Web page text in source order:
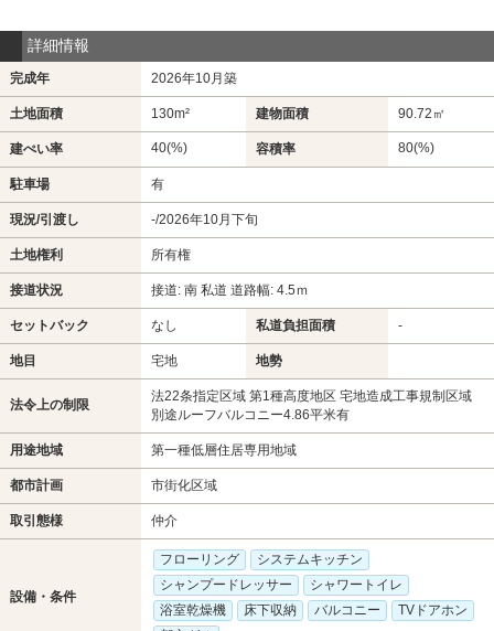
詳細情報
完成年 2026年10月築
土地面積 130m² 建物面積 90.72㎡
建ぺい率 40(%) 容積率 80(%)
駐車場 有
現況/引渡し -/2026年10月下旬
土地権利 所有権
接道状況 接道: 南 私道 道路幅: 4.5ｍ
セットバック なし 私道負担面積 -
地目 宅地 地勢
法令上の制限
法22条指定区域 第1種高度地区 宅地造成工事規制区域
別途ルーフバルコニー4.86平米有
用途地域 第一種低層住居専用地域
都市計画 市街化区域
取引態様 仲介
設備・条件
フローリング
システムキッチン
シャンプードレッサー
シャワートイレ
浴室乾燥機
床下収納 バルコニー
TVドアホン